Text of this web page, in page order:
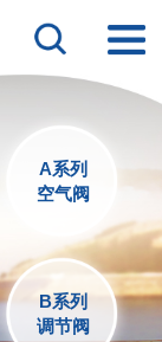
A系列
空气阀
B系列
调节阀